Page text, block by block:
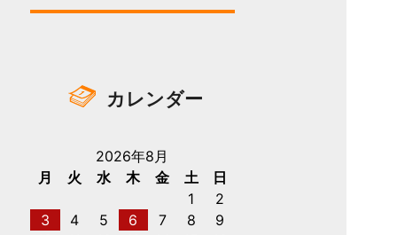
カレンダー
2026年8月
月
火 水 木 金 土
日
1
2
3
4 5 6 7 8
9